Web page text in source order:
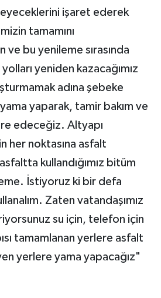
işaret ederek
tamamını
bu yenileme sırasında
yeniden kazacağımız
adına şebeke
yaparak, tamir bakım ve
edeceğiz. Altyapı
her noktasına asfalt
kullandığımız bitüm
İstiyoruz ki bir defa
Zaten vatandaşımız
su için, telefon için
tamamlanan yerlere asfalt
yerlere yama yapacağız"